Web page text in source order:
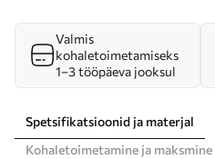
Valmis
kohaletoimetamiseks
1–3 tööpäeva jooksul
Spetsifikatsioonid ja materjal
Kohaletoimetamine ja maksmine